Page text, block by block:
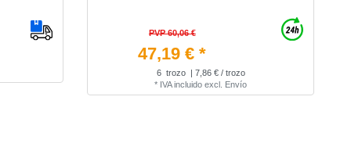
PVP 60,06 €
47,19 € *
6 trozo
| 7,86 € / trozo
* IVA incluido excl. Envío